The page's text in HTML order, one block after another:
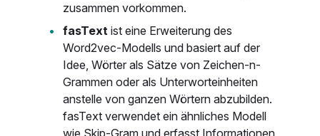
zusammen vorkommen.
fasTextist eine Erweiterung des
Word2vec-Modells und basiert auf der
Idee, Wörter als Sätze von Zeichen-n-
Grammen oder als Unterworteinheiten
anstelle von ganzen Wörtern abzubilden.
fasText verwendet ein ähnliches Modell
wie Skip-Gram und erfasst Informationen